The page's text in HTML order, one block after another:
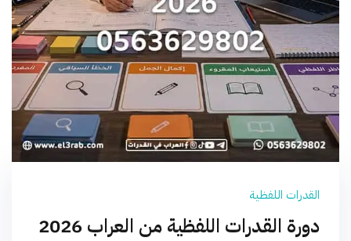
القدرات اللفظية
دورة القدرات اللفظية من العراب 2026